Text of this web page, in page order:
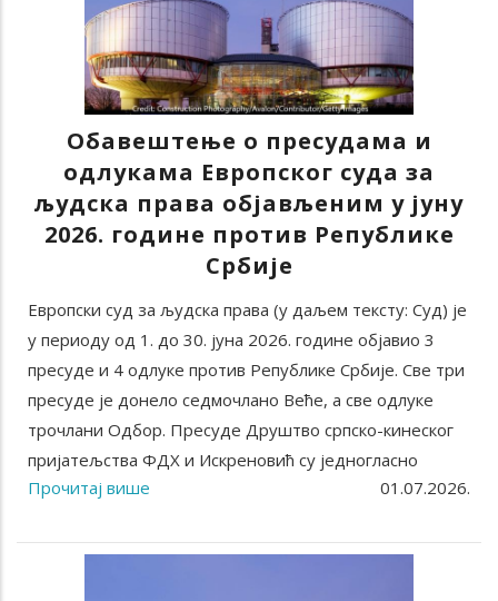
Обавештење о пресудама и
одлукама Европског суда за
људска права објављеним у јуну
2026. године против Републике
Србије
Европски суд за људска права (у даљем тексту: Суд) је
у периоду од 1. до 30. јуна 2026. године објавио 3
пресудe и 4 одлукe против Републике Србије. Све три
пресуде је донело седмочлано Веће, а све одлуке
трочлани Одбор. Пресуде Друштво српско-кинеског
пријатељства ФДХ и Искреновић су једногласно
01.07.2026.
Прочитај више